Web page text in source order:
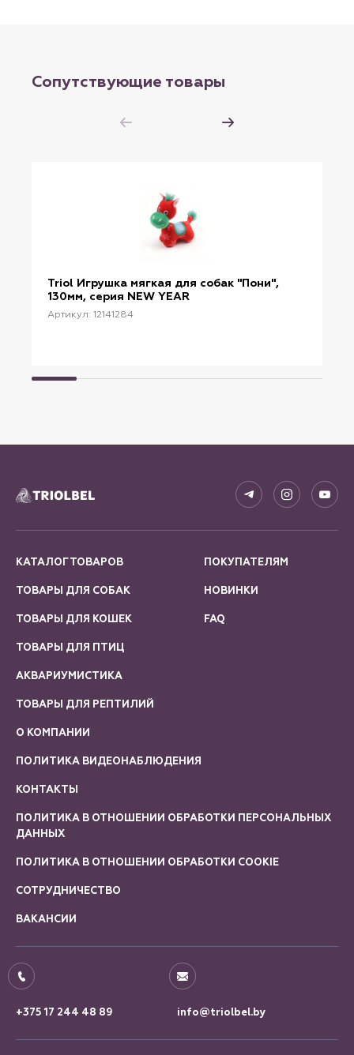
Сопутствующие товары
Triol Игрушка мягкая для собак "Пони",
130мм, серия NEW YEAR
Артикул: 12141284
КАТАЛОГ ТОВАРОВ
ТОВАРЫ ДЛЯ СОБАК
ТОВАРЫ ДЛЯ КОШЕК
ТОВАРЫ ДЛЯ ПТИЦ
АКВАРИУМИСТИКА
ТОВАРЫ ДЛЯ РЕПТИЛИЙ
ПОКУПАТЕЛЯМ
НОВИНКИ
FAQ
О КОМПАНИИ
ПОЛИТИКА ВИДЕОНАБЛЮДЕНИЯ
КОНТАКТЫ
ПОЛИТИКА В ОТНОШЕНИИ ОБРАБОТКИ ПЕРСОНАЛЬНЫХ
ДАННЫХ
ПОЛИТИКА В ОТНОШЕНИИ ОБРАБОТКИ COOKIE
СОТРУДНИЧЕСТВО
ВАКАНСИИ
+375 17 244 48 89 info@triolbel.by